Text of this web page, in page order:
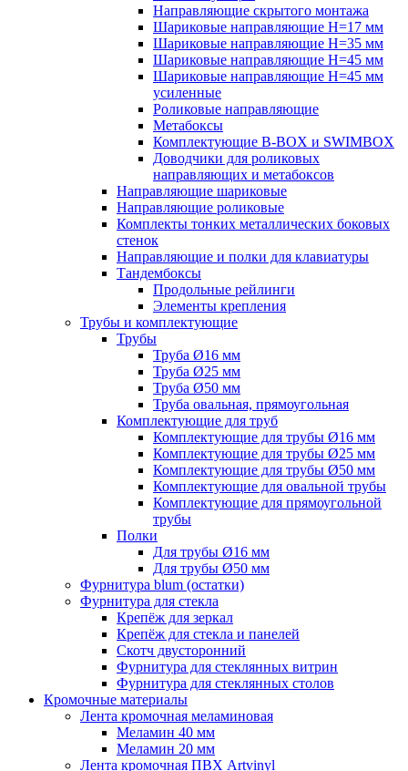
Направляющие скрытого монтажа
Шариковые направляющие H=17 мм
Шариковые направляющие H=35 мм
Шариковые направляющие H=45 мм
Шариковые направляющие H=45 мм
усиленные
Роликовые направляющие
Метабоксы
Комплектующие B-BOX и SWIMBOX
Доводчики для роликовых
направляющих и метабоксов
Направляющие шариковые
Направляющие роликовые
Комплекты тонких металлических боковых
стенок
Направляющие и полки для клавиатуры
Тандембоксы
Продольные рейлинги
Элементы крепления
Трубы и комплектующие
Трубы
Труба Ø16 мм
Труба Ø25 мм
Труба Ø50 мм
Труба овальная, прямоугольная
Комплектующие для труб
Комплектующие для трубы Ø16 мм
Комплектующие для трубы Ø25 мм
Комплектующие для трубы Ø50 мм
Комплектующие для овальной трубы
Комплектующие для прямоугольной
трубы
Полки
Для трубы Ø16 мм
Для трубы Ø50 мм
Фурнитура blum (остатки)
Фурнитура для стекла
Крепёж для зеркал
Крепёж для стекла и панелей
Скотч двусторонний
Фурнитура для стеклянных витрин
Фурнитура для стеклянных столов
Кромочные материалы
Лента кромочная меламиновая
Меламин 40 мм
Меламин 20 мм
Лента кромочная ПВХ Artvinyl